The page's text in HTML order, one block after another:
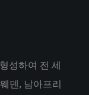
성하여 전 세
덴, 남아프리